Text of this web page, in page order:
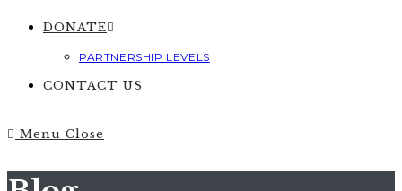
DONATE
PARTNERSHIP LEVELS
CONTACT US
Menu Close